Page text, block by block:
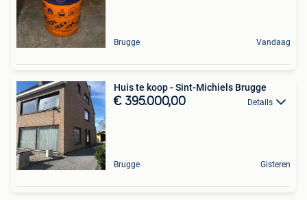
Brugge Vandaag
Huis te koop - Sint-Michiels Brugge
€ 395.000,00 Details
Brugge Gisteren